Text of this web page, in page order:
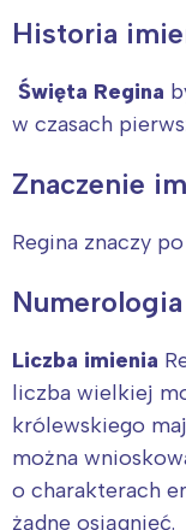
Historia
Święta Regina
w czasach
Znaczenie
Regina znaczy po
Liczba imienia
liczba wielkiej
królewskiego
można
o charakterach
żądne osiągnięć.